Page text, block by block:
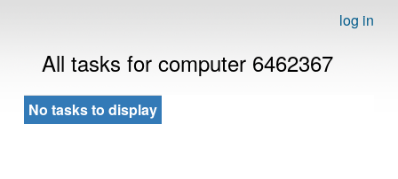
log in
All tasks for computer 6462367
No tasks to display